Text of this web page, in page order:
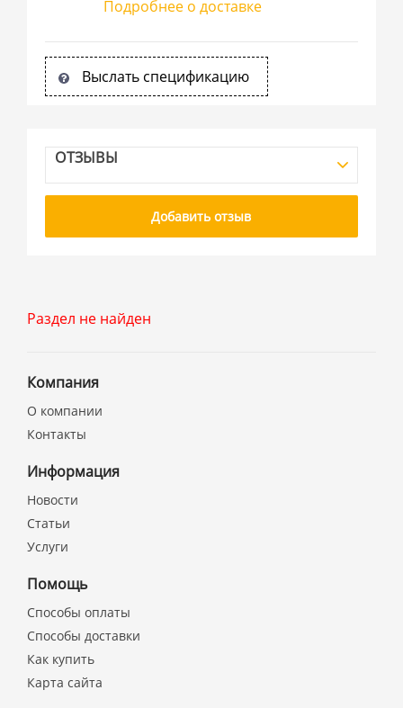
Подробнее о доставке
Выслать спецификацию
ОТЗЫВЫ
Добавить отзыв
Раздел не найден
Компания
О компании
Контакты
Информация
Новости
Статьи
Услуги
Помощь
Способы оплаты
Способы доставки
Как купить
Карта сайта